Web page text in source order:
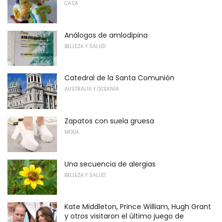
CASA
Análogos de amlodipina
BELLEZA Y SALUD
Catedral de la Santa Comunión
AUSTRALIA Y OCEANÍA
Zapatos con suela gruesa
MODA
Una secuencia de alergias
BELLEZA Y SALUD
Kate Middleton, Prince William, Hugh Grant
y otros visitaron el último juego de